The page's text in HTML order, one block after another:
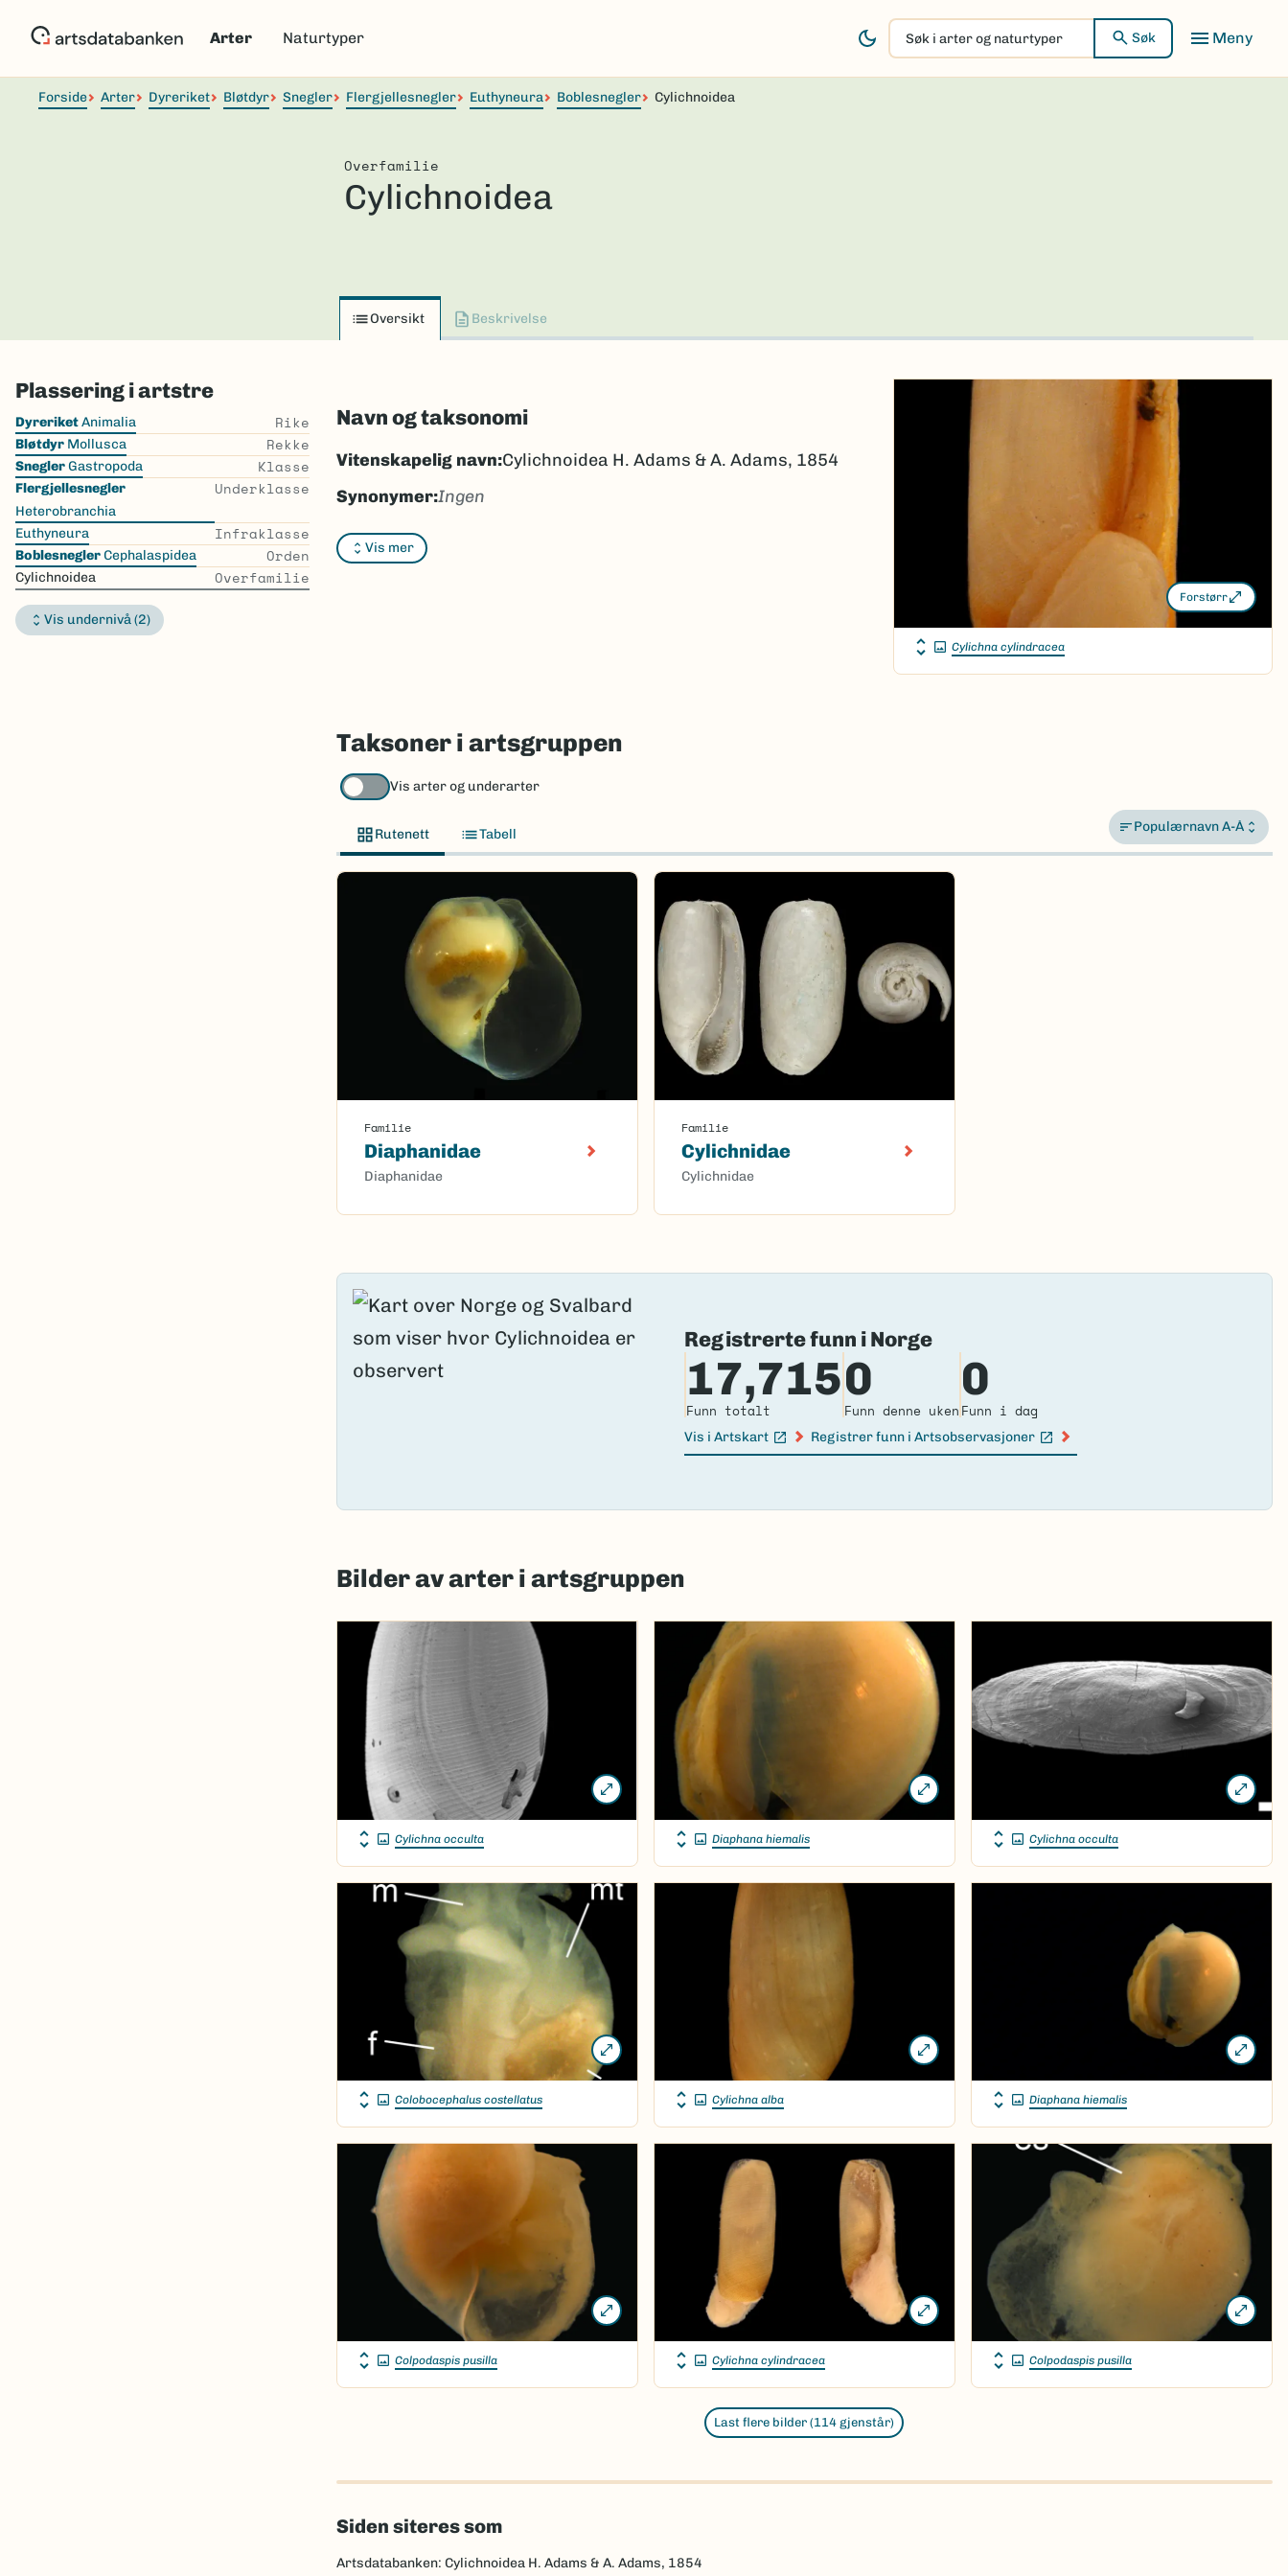
Arter Naturtyper
Søk
i
arter
Søk
Forside Arter Dyreriket Bløtdyr Snegler Flergjellesnegler Euthyneura Boblesnegler Cylichnoidea
Overfamilie
Cylichnoidea
Oversikt Beskrivelse
Plassering i artstre
Skip
the
list
DyreriketAnimalia Rike
Bløtdyr Mollusca Rekke
SneglerGastropoda Klasse
Flergjellesnegler
Heterobranchia
Underklasse
Euthyneura Infraklasse
BoblesneglerCephalaspidea Orden
Cylichnoidea Overfamilie
Vis undernivå (2)
Navn og taksonomi
Vis mer
Vitenskapelig navn:Cylichnoidea H. Adams & A. Adams, 1854
Synonymer:Ingen
Bokmål:Ingen
Nynorsk:Ingen
Forstørr
Cylichna cylindracea
Taksoner i artsgruppen
Vis arter og underarter
Rutenett Tabell Populærnavn A-Å
Familie
Diaphanidae
Diaphanidae
Familie
Cylichnidae
Cylichnidae
Registrerte funn i Norge
17,715
Funn totalt
0
Funn denne uken
0
Funn i dag
Vis i Artskart
(Ekstern lenke)
Registrer funn i Artsobservasjoner
(Ekstern lenke)
Bilder av arter i artsgruppen
Cylichna occulta Diaphana hiemalis Cylichna occulta
Colobocephalus costellatus Cylichna alba Diaphana hiemalis
Colpodaspis pusilla Cylichna cylindracea Colpodaspis pusilla
Last flere bilder (114 gjenstår)
Siden siteres som
Artsdatabanken: Cylichnoidea H. Adams & A. Adams, 1854